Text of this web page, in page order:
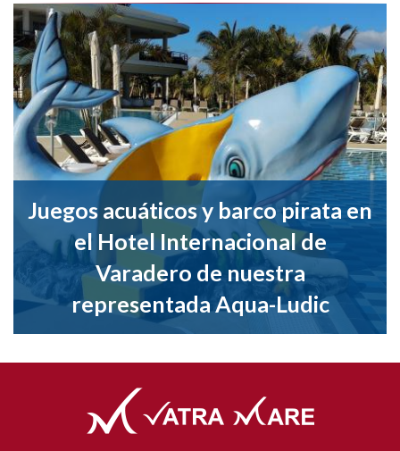
Juegos acuáticos y barco pirata en
el Hotel Internacional de
Varadero de nuestra
representada Aqua-Ludic